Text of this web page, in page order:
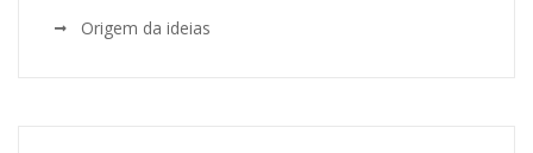
Origem da ideias